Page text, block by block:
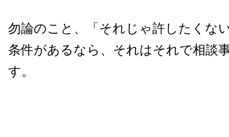
勿論のこと、「それじゃ許したくな
条件があるなら、それはそれで相談
す。